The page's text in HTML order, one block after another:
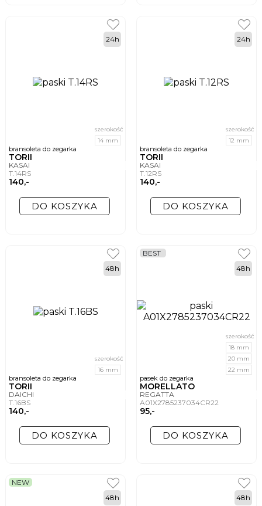
bransoleta do zegarka
TORII
KASAI
T.14RS
140,-
szerokość
14 mm
24h
DO KOSZYKA
bransoleta do zegarka
TORII
KASAI
T.12RS
140,-
szerokość
12 mm
24h
DO KOSZYKA
bransoleta do zegarka
TORII
DAICHI
T.16BS
140,-
szerokość
16 mm
48h
DO KOSZYKA
pasek do zegarka
MORELLATO
REGATTA
A01X2785237034CR22
95,-
BEST
szerokość
18 mm
20 mm
22 mm
48h
DO KOSZYKA
NEW
48h 48h